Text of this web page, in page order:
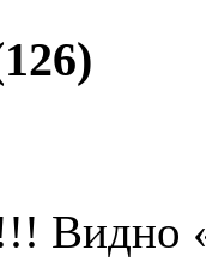
126)
Видно